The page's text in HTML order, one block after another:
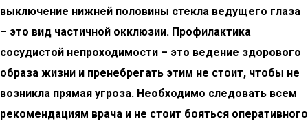
выключение нижней половины стекла ведущего глаза
– это вид частичной окклюзии. Профилактика
сосудистой непроходимости – это ведение здорового
образа жизни и пренебрегать этим не стоит, чтобы не
возникла прямая угроза. Необходимо следовать всем
рекомендациям врача и не стоит бояться оперативного